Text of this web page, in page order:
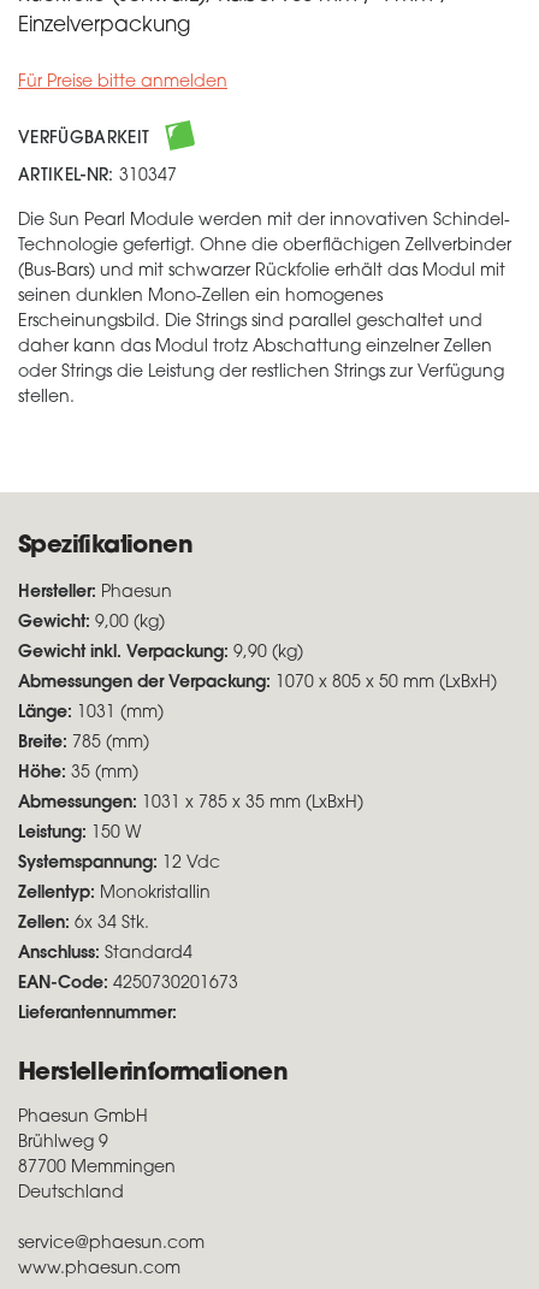
Einzelverpackung
Für Preise bitte anmelden
VERFÜGBARKEIT
ARTIKEL-NR: 310347
Die Sun Pearl Module werden mit der innovativen Schindel-
Technologie gefertigt. Ohne die oberflächigen Zellverbinder
(Bus-Bars) und mit schwarzer Rückfolie erhält das Modul mit
seinen dunklen Mono-Zellen ein homogenes
Erscheinungsbild. Die Strings sind parallel geschaltet und
daher kann das Modul trotz Abschattung einzelner Zellen
oder Strings die Leistung der restlichen Strings zur Verfügung
stellen.
Spezifikationen
Hersteller: Phaesun
Gewicht: 9,00 (kg)
Gewicht inkl. Verpackung: 9,90 (kg)
Abmessungen der Verpackung: 1070 x 805 x 50 mm (LxBxH)
Länge: 1031 (mm)
Breite: 785 (mm)
Höhe: 35 (mm)
Abmessungen: 1031 x 785 x 35 mm (LxBxH)
Leistung: 150 W
Systemspannung: 12 Vdc
Zellentyp: Monokristallin
Zellen: 6x 34 Stk.
Anschluss: Standard4
EAN-Code: 4250730201673
Lieferantennummer:
Herstellerinformationen
Phaesun GmbH
Brühlweg 9
87700 Memmingen
Deutschland
service@phaesun.com
www.phaesun.com